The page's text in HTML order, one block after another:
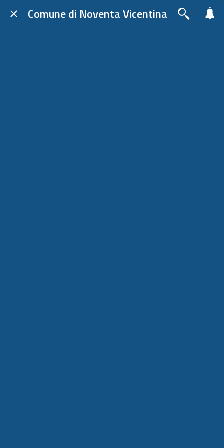
Comune di Noventa Vicentina